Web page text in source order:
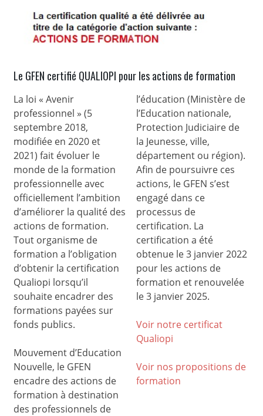
Le GFEN certifié QUALIOPI pour les actions de formation
La loi « Avenir
professionnel » (5
septembre 2018,
modifiée en 2020 et
2021) fait évoluer le
monde de la formation
professionnelle avec
officiellement l’ambition
d’améliorer la qualité des
actions de formation.
Tout organisme de
formation a l’obligation
d’obtenir la certification
Qualiopi lorsqu’il
souhaite encadrer des
formations payées sur
fonds publics.
Mouvement d’Education
Nouvelle, le GFEN
encadre des actions de
formation à destination
des professionnels de
l’éducation (Ministère de
l’Education nationale,
Protection Judiciaire de
la Jeunesse, ville,
département ou région).
Afin de poursuivre ces
actions, le GFEN s’est
engagé dans ce
processus de
certification. La
certification a été
obtenue le 3 janvier 2022
pour les actions de
formation et renouvelée
le 3 janvier 2025.
Voir notre certificat
Qualiopi
Voir nos propositions de
formation